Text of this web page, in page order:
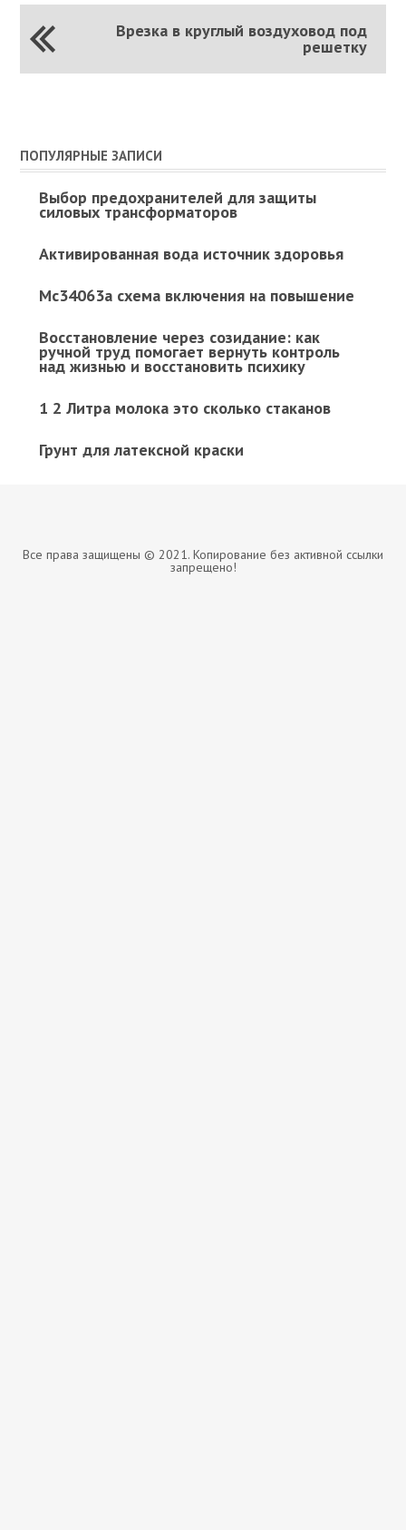
Врезка в круглый воздуховод под
решетку
ПОПУЛЯРНЫЕ ЗАПИСИ
Выбор предохранителей для защиты
силовых трансформаторов
Активированная вода источник здоровья
Mc34063a схема включения на повышение
Восстановление через созидание: как
ручной труд помогает вернуть контроль
над жизнью и восстановить психику
1 2 Литра молока это сколько стаканов
Грунт для латексной краски
Все права защищены © 2021. Копирование без активной ссылки
запрещено!